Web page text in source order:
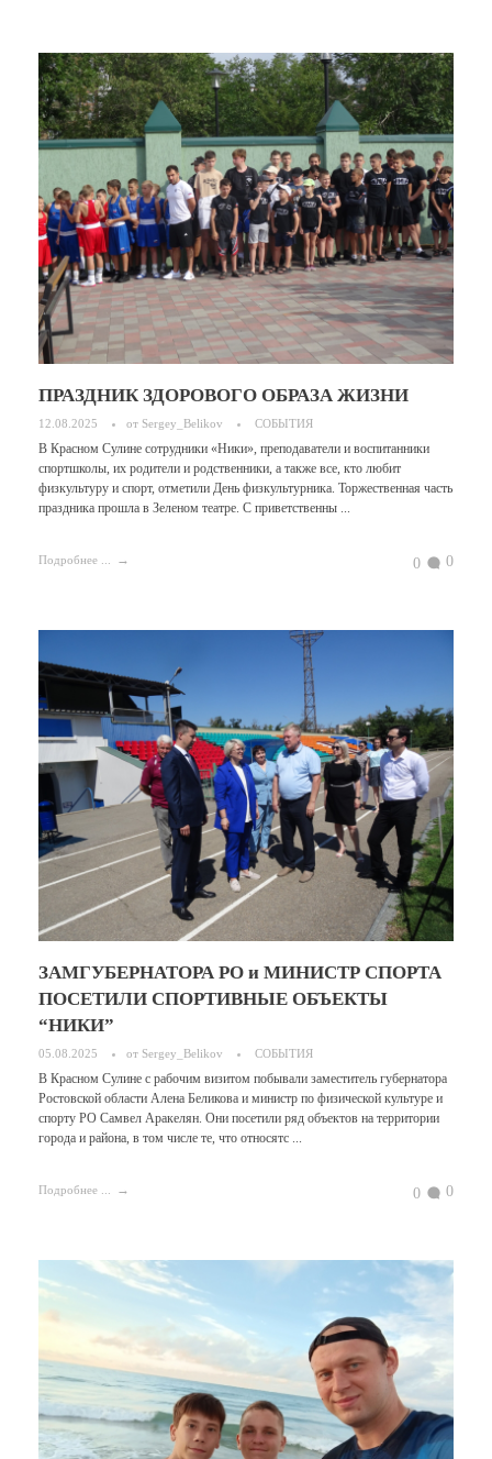
ПРАЗДНИК ЗДОРОВОГО ОБРАЗА ЖИЗНИ
12.08.2025 от Sergey_Belikov СОБЫТИЯ
В Красном Сулине сотрудники «Ники», преподаватели и воспитанники
спортшколы, их родители и родственники, а также все, кто любит
физкультуру и спорт, отметили День физкультурника. Торжественная часть
праздника прошла в Зеленом театре. С приветственны ...
Подробнее ... 0 0
ЗАМГУБЕРНАТОРА РО и МИНИСТР СПОРТА
ПОСЕТИЛИ СПОРТИВНЫЕ ОБЪЕКТЫ
“НИКИ”
05.08.2025 от Sergey_Belikov СОБЫТИЯ
В Красном Сулине с рабочим визитом побывали заместитель губернатора
Ростовской области Алена Беликова и министр по физической культуре и
спорту РО Самвел Аракелян. Они посетили ряд объектов на территории
города и района, в том числе те, что относятс ...
Подробнее ... 0 0